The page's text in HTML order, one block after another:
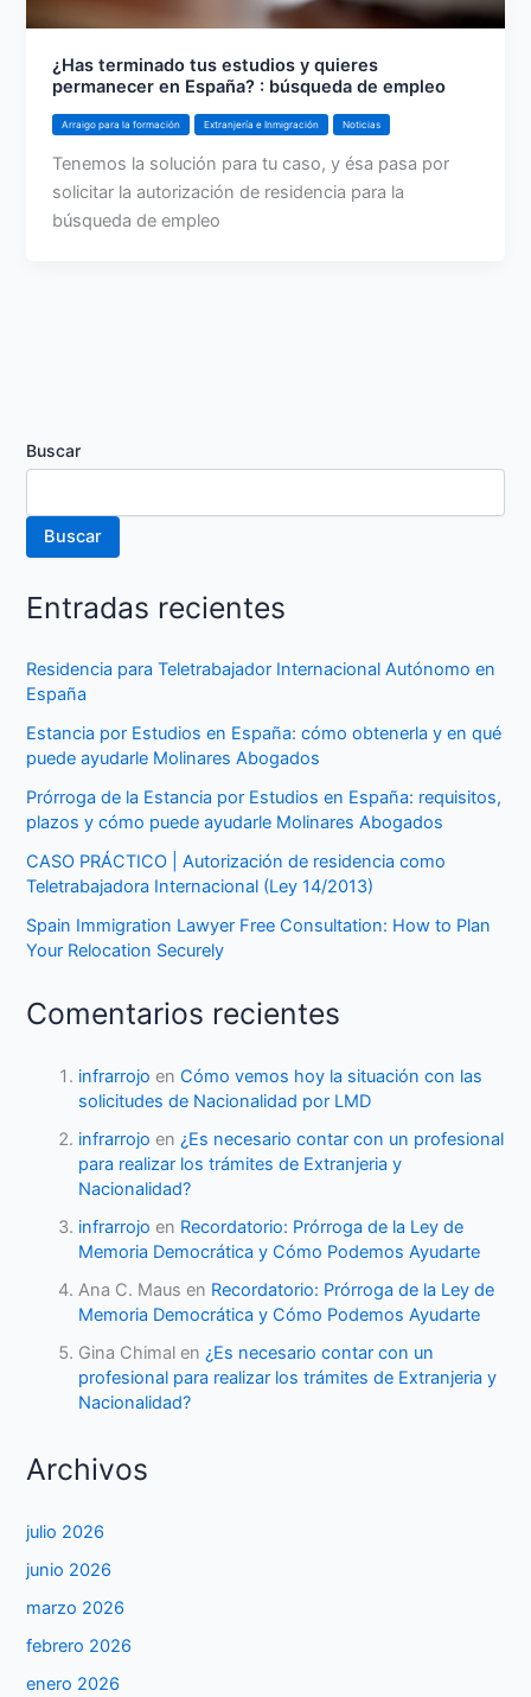
¿Has terminado tus estudios y quieres
permanecer en España? : búsqueda de empleo
Arraigo para la formación Extranjería e Inmigración Noticias
Tenemos la solución para tu caso, y ésa pasa por
solicitar la autorización de residencia para la
búsqueda de empleo
Buscar
Buscar
Entradas recientes
Residencia para Teletrabajador Internacional Autónomo en
España
Estancia por Estudios en España: cómo obtenerla y en qué
puede ayudarle Molinares Abogados
Prórroga de la Estancia por Estudios en España: requisitos,
plazos y cómo puede ayudarle Molinares Abogados
CASO PRÁCTICO | Autorización de residencia como
Teletrabajadora Internacional (Ley 14/2013)
Spain Immigration Lawyer Free Consultation: How to Plan
Your Relocation Securely
Comentarios recientes
infrarrojo enCómo vemos hoy la situación con las
solicitudes de Nacionalidad por LMD
infrarrojo en¿Es necesario contar con un profesional
para realizar los trámites de Extranjeria y
Nacionalidad?
infrarrojo en Recordatorio: Prórroga de la Ley de
Memoria Democrática y Cómo Podemos Ayudarte
Ana C. Maus en Recordatorio: Prórroga de la Ley de
Memoria Democrática y Cómo Podemos Ayudarte
Gina Chimal en ¿Es necesario contar con un
profesional para realizar los trámites de Extranjeria y
Nacionalidad?
Archivos
julio 2026
junio 2026
marzo 2026
febrero 2026
enero 2026